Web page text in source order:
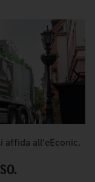
affida all'eEconic.